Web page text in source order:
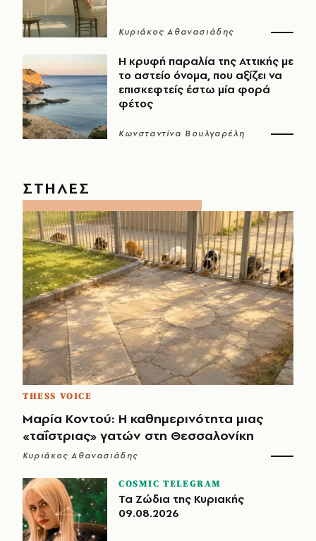
Κυριάκος Αθανασιάδης
Η κρυφή παραλία της Αττικής με
το αστείο όνομα, που αξίζει να
επισκεφτείς έστω μία φορά
φέτος
Κωνσταντίνα Βουλγαρέλη
ΣΤΗΛΕΣ
THESS VOICE
Μαρία Κοντού: Η καθημερινότητα μιας
«ταΐστριας» γατών στη Θεσσαλονίκη
Κυριάκος Αθανασιάδης
COSMIC TELEGRAM
Τα Ζώδια της Κυριακής
09.08.2026